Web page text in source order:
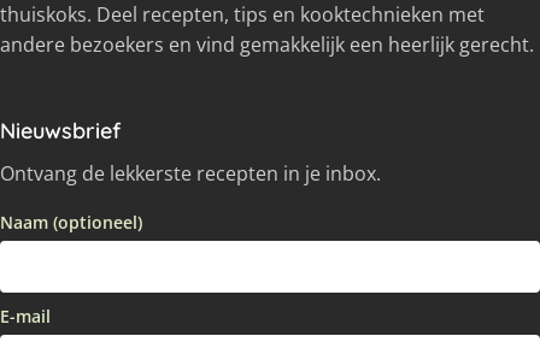
thuiskoks. Deel recepten, tips en kooktechnieken met
andere bezoekers en vind gemakkelijk een heerlijk gerecht.
Nieuwsbrief
Ontvang de lekkerste recepten in je inbox.
Naam (optioneel)
E-mail